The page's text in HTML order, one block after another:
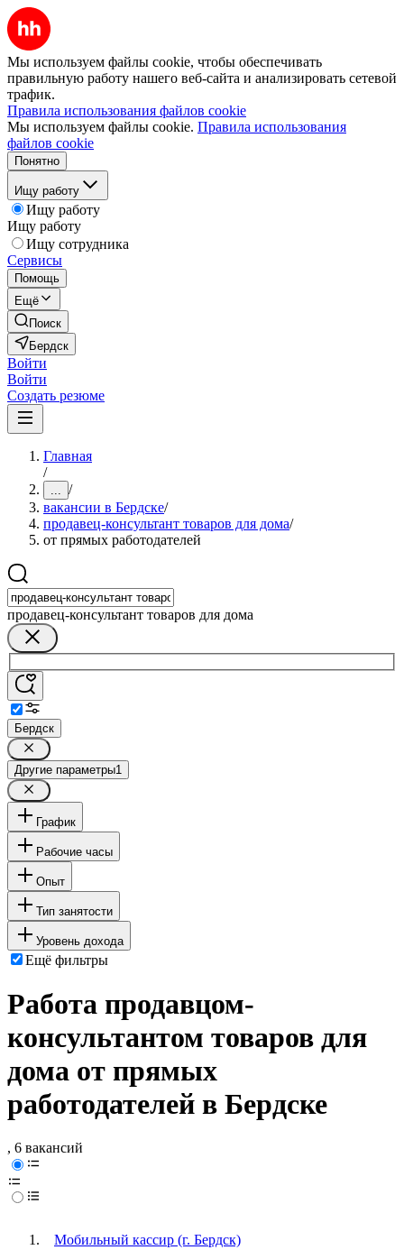
Мы используем файлы cookie, чтобы обеспечивать
правильную работу нашего веб-сайта и анализировать сетевой
трафик.
Правила использования файлов cookie
Мы используем файлы cookie. Правила использования
файлов cookie
Понятно
Ищу работу
Ищу работу
Ищу работу
Ищу сотрудника
Сервисы
Помощь
Ещё
Поиск
Бердск
Войти
Войти
Создать резюме
Главная
/
... /
вакансии в Бердске/
продавец-консультант товаров для дома/
от прямых работодателей
продавец-консультант товаров для дома
Бердск
Другие параметры1
График
Рабочие часы
Опыт
Тип занятости
Уровень дохода
Ещё фильтры
Работа продавцом-
консультантом товаров для
дома от прямых
работодателей в Бердске
, 6 вакансий
Мобильный кассир (г. Бердск)